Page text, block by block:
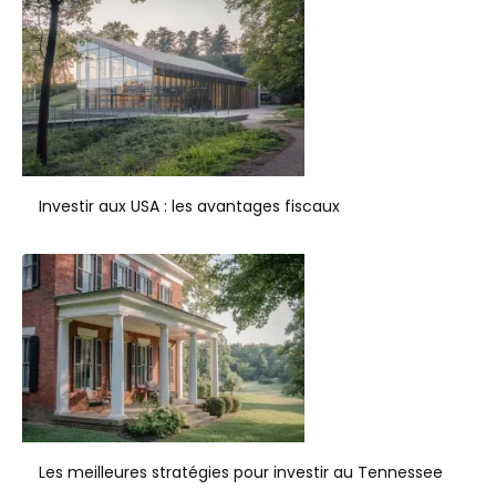
Investir aux USA : les avantages fiscaux
Les meilleures stratégies pour investir au Tennessee